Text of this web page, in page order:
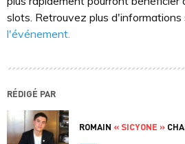
slots. Retrouvez plus d'informations
l'événement.
RÉDIGÉ PAR
ROMAIN « SICYONE »